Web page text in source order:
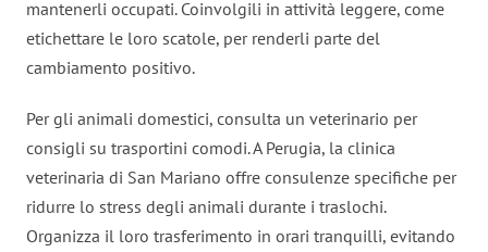
mantenerli occupati. Coinvolgili in attività leggere, come
etichettare le loro scatole, per renderli parte del
cambiamento positivo.
Per gli animali domestici, consulta un veterinario per
consigli su trasportini comodi. A Perugia, la clinica
veterinaria di San Mariano offre consulenze specifiche per
ridurre lo stress degli animali durante i traslochi.
Organizza il loro trasferimento in orari tranquilli, evitando